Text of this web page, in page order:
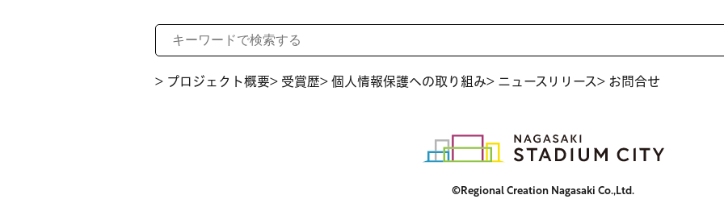
> プロジェクト概要> 受賞歴> 個人情報保護への取り組み> ニュースリリース> お問合せ
©Regional Creation Nagasaki Co.,Ltd.